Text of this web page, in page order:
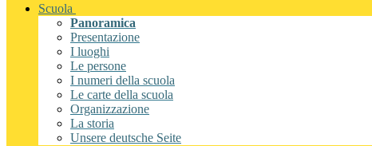
Scuola
Panoramica
Presentazione
I luoghi
Le persone
I numeri della scuola
Le carte della scuola
Organizzazione
La storia
Unsere deutsche Seite